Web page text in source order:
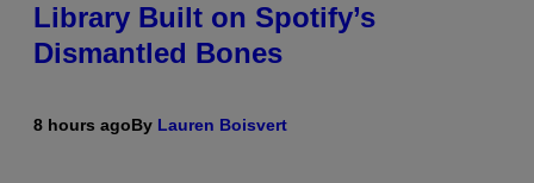
Library Built on Spotify’s
Dismantled Bones
8 hours agoBy Lauren Boisvert